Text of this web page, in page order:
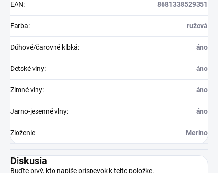
EAN: 8681338529351
Farba: ružová
Dúhové/čarovné klbká: áno
Detské vlny: áno
Zimné vlny: áno
Jarno-jesenné vlny: áno
Zloženie: Merino
Diskusia
Buďte prvý, kto napíše príspevok k tejto položke.